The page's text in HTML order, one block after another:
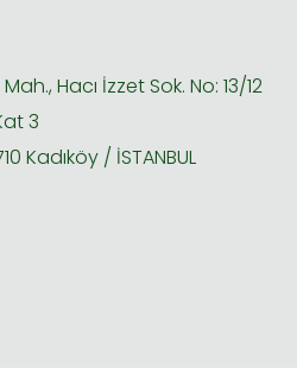
Hacı İzzet Sok. No: 13/12
3
Kadıköy / İSTANBUL